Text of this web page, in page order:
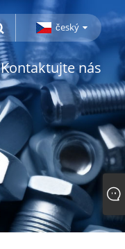
český
Kontaktujte nás